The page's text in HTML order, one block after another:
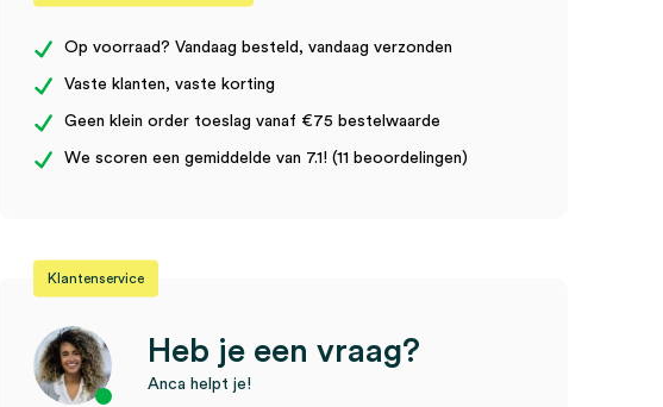
onsteriel
aantalOp voorraad? Vandaag besteld, vandaag verzonden
Vaste klanten, vaste korting
Geen klein order toeslag vanaf €75 bestelwaarde
We scoren een gemiddelde van 7.1! (11 beoordelingen)
Klantenservice
Heb je een vraag?
Anca helpt je!